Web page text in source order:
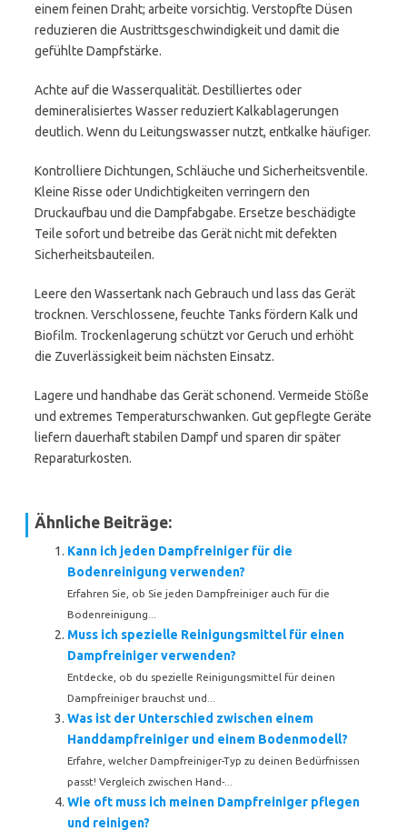
einem feinen Draht; arbeite vorsichtig. Verstopfte Düsen
reduzieren die Austrittsgeschwindigkeit und damit die
gefühlte Dampfstärke.
Achte auf die Wasserqualität. Destilliertes oder
demineralisiertes Wasser reduziert Kalkablagerungen
deutlich. Wenn du Leitungswasser nutzt, entkalke häufiger.
Kontrolliere Dichtungen, Schläuche und Sicherheitsventile.
Kleine Risse oder Undichtigkeiten verringern den
Druckaufbau und die Dampfabgabe. Ersetze beschädigte
Teile sofort und betreibe das Gerät nicht mit defekten
Sicherheitsbauteilen.
Leere den Wassertank nach Gebrauch und lass das Gerät
trocknen. Verschlossene, feuchte Tanks fördern Kalk und
Biofilm. Trockenlagerung schützt vor Geruch und erhöht
die Zuverlässigkeit beim nächsten Einsatz.
Lagere und handhabe das Gerät schonend. Vermeide Stöße
und extremes Temperaturschwanken. Gut gepflegte Geräte
liefern dauerhaft stabilen Dampf und sparen dir später
Reparaturkosten.
Ähnliche Beiträge:
Kann ich jeden Dampfreiniger für die
Bodenreinigung verwenden?
Erfahren Sie, ob Sie jeden Dampfreiniger auch für die
Bodenreinigung...
Muss ich spezielle Reinigungsmittel für einen
Dampfreiniger verwenden?
Entdecke, ob du spezielle Reinigungsmittel für deinen
Dampfreiniger brauchst und...
Was ist der Unterschied zwischen einem
Handdampfreiniger und einem Bodenmodell?
Erfahre, welcher Dampfreiniger-Typ zu deinen Bedürfnissen
passt! Vergleich zwischen Hand-...
Wie oft muss ich meinen Dampfreiniger pflegen
und reinigen?